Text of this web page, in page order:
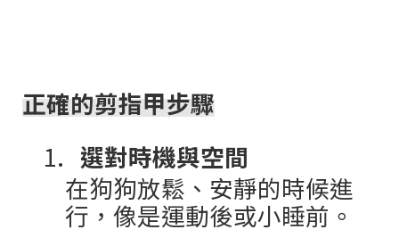
正確的剪指甲步驟
1. 選對時機與空間
在狗狗放鬆、安靜的時候進
行，像是運動後或小睡前。